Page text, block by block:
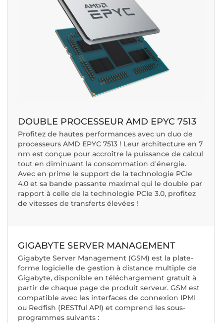
DOUBLE PROCESSEUR AMD EPYC 7513
Profitez de hautes performances avec un duo de
processeurs AMD EPYC 7513 ! Leur architecture en 7
nm est conçue pour accroître la puissance de calcul
tout en diminuant la consommation d'énergie.
Avec en prime le support de la technologie PCIe
4.0 et sa bande passante maximal qui le double par
rapport à celle de la technologie PCIe 3.0, profitez
de vitesses de transferts élevées !
GIGABYTE SERVER MANAGEMENT
Gigabyte Server Management (GSM) est la plate-
forme logicielle de gestion à distance multiple de
Gigabyte, disponible en téléchargement gratuit à
partir de chaque page de produit serveur. GSM est
compatible avec les interfaces de connexion IPMI
ou Redfish (RESTful API) et comprend les sous-
programmes suivants :